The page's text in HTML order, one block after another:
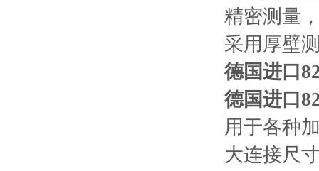
精密测量
采用厚壁
德国进口
德国进口
用于各种
大连接尺